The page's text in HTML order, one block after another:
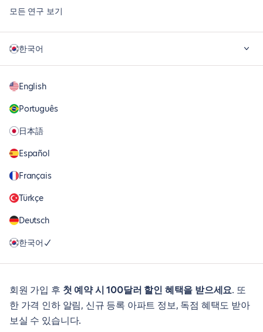
모든 연구 보기
한국어
English
Português
日本語
Español
Français
Türkçe
Deutsch
한국어
회원 가입 후 첫 예약 시 100달러 할인 혜택을 받으세요. 또
한 가격 인하 알림, 신규 등록 아파트 정보, 독점 혜택도 받아
보실 수 있습니다.